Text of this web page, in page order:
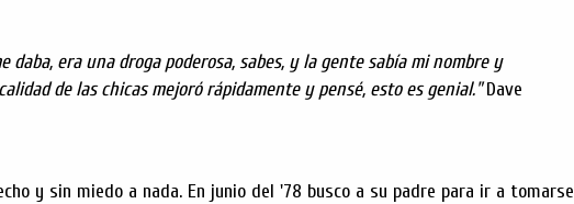
daba, era una droga poderosa, sabes, y la gente sabía mi nombre y
de las chicas mejoró rápidamente y pensé, esto es genial."Dave
y sin miedo a nada. En junio del '78 busco a su padre para ir a tomarse